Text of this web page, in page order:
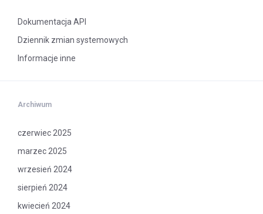
Dokumentacja API
Dziennik zmian systemowych
Informacje inne
Archiwum
czerwiec 2025
marzec 2025
wrzesień 2024
sierpień 2024
kwiecień 2024